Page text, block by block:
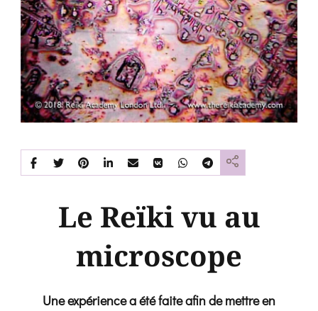
Le Reïki vu au
microscope
Une expérience a été faite afin de mettre en